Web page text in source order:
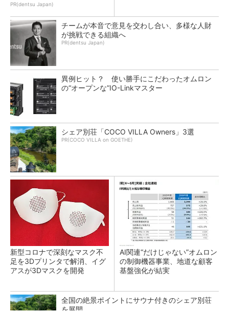
PR(dentsu Japan)
チームが本音で意見を交わし合い、多様な人財
が挑戦できる組織へ
PR(dentsu Japan)
異例ヒット？ 使い勝手にこだわったオムロン
の“オープンな”IO-Linkマスター
シェア別荘「COCO VILLA Owners」3選
PR(COCO VILLA on GOETHE)
新型コロナで深刻なマスク不
足を3Dプリンタで解消、イグ
アスが3Dマスクを開発
AI関連“だけじゃない”オムロン
の制御機器事業、地道な顧客
基盤強化が結実
全国の絶景ポイントにサウナ付きのシェア別荘
を展開